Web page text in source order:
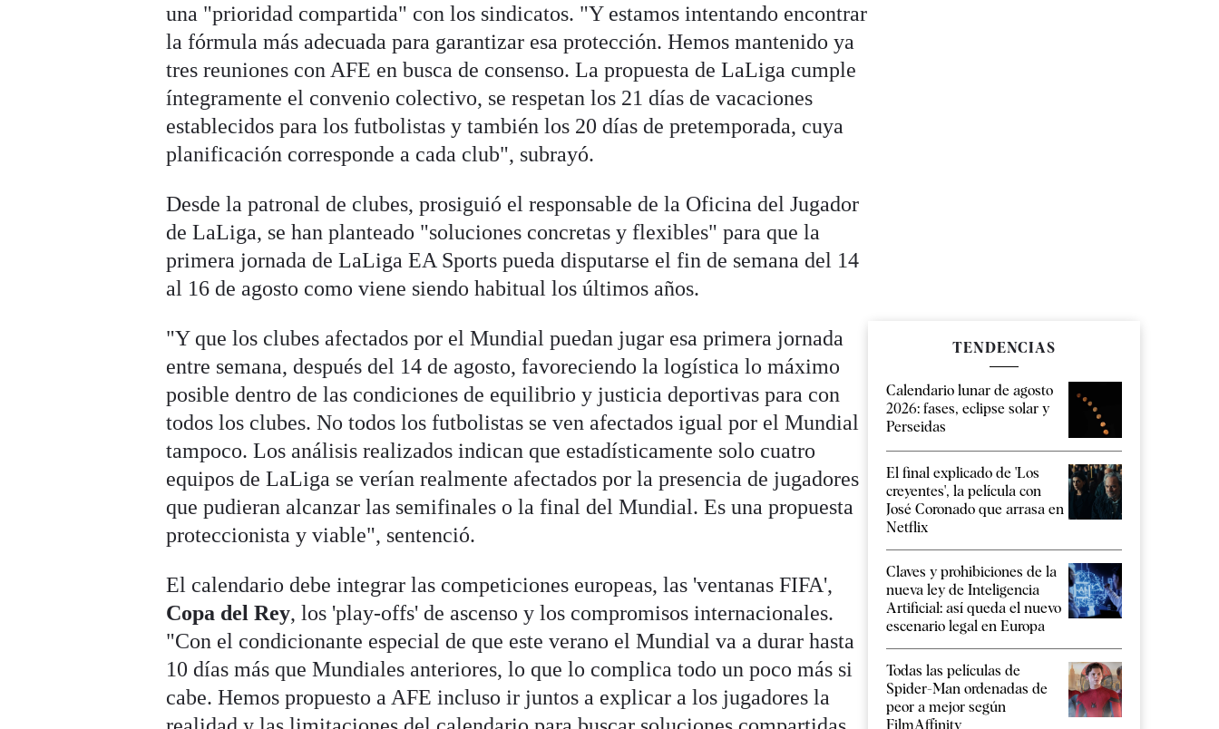
una "prioridad compartida" con los sindicatos. "Y estamos intentando encontrar
la fórmula más adecuada para garantizar esa protección. Hemos mantenido ya
tres reuniones con AFE en busca de consenso. La propuesta de LaLiga cumple
íntegramente el convenio colectivo, se respetan los 21 días de vacaciones
establecidos para los futbolistas y también los 20 días de pretemporada, cuya
planificación corresponde a cada club", subrayó.
Desde la patronal de clubes, prosiguió el responsable de la Oficina del Jugador
de LaLiga, se han planteado "soluciones concretas y flexibles" para que la
primera jornada de LaLiga EA Sports pueda disputarse el fin de semana del 14
al 16 de agosto como viene siendo habitual los últimos años.
"Y que los clubes afectados por el Mundial puedan jugar esa primera jornada
entre semana, después del 14 de agosto, favoreciendo la logística lo máximo
posible dentro de las condiciones de equilibrio y justicia deportivas para con
todos los clubes. No todos los futbolistas se ven afectados igual por el Mundial
tampoco. Los análisis realizados indican que estadísticamente solo cuatro
equipos de LaLiga se verían realmente afectados por la presencia de jugadores
que pudieran alcanzar las semifinales o la final del Mundial. Es una propuesta
proteccionista y viable", sentenció.
El calendario debe integrar las competiciones europeas, las 'ventanas FIFA',
Copa del Rey, los 'play-offs' de ascenso y los compromisos internacionales.
"Con el condicionante especial de que este verano el Mundial va a durar hasta
10 días más que Mundiales anteriores, lo que lo complica todo un poco más si
cabe. Hemos propuesto a AFE incluso ir juntos a explicar a los jugadores la
TENDENCIAS
Calendario lunar de agosto
2026: fases, eclipse solar y
Perseidas
El final explicado de 'Los
creyentes', la película con
José Coronado que arrasa en
Netflix
Claves y prohibiciones de la
nueva ley de Inteligencia
Artificial: así queda el nuevo
escenario legal en Europa
Todas las películas de
Spider-Man ordenadas de
peor a mejor según
FilmAffinity